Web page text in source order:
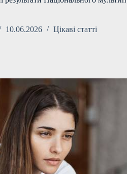
10.06.2026 Цікаві статті